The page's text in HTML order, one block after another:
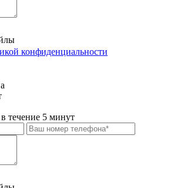
конфиденциальности
течение 5 минут